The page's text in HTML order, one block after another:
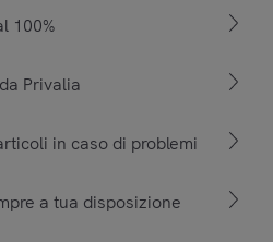
100%
Privalia
in caso di problemi
a tua disposizione